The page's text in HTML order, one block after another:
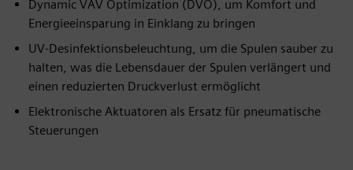
Dynamic VAV Optimization (DVO), um Komfort und
Energieeinsparung in Einklang zu bringen
UV-Desinfektionsbeleuchtung, um die Spulen sauber zu
halten, was die Lebensdauer der Spulen verlängert und
einen reduzierten Druckverlust ermöglicht
Elektronische Aktuatoren als Ersatz für pneumatische
Steuerungen